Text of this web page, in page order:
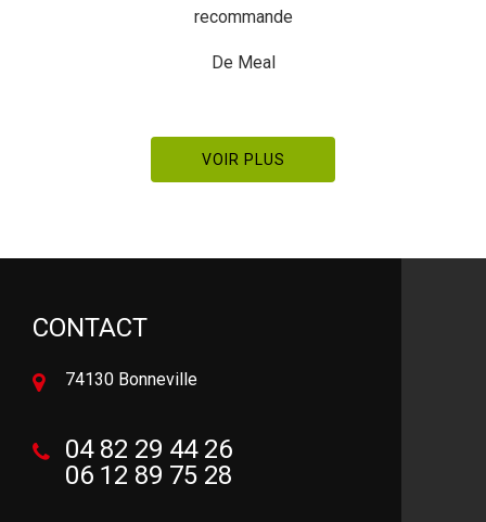
VOIR PLUS
CONTACT
74130 Bonneville
04 82 29 44 26
06 12 89 75 28